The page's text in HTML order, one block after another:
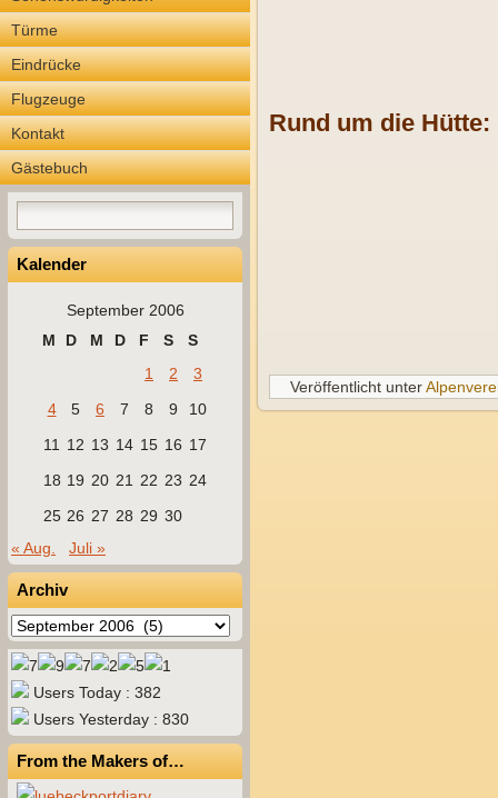
Türme
Eindrücke
Flugzeuge
Kontakt
Gästebuch
Kalender
September 2006
M
D M D F S
S
1
2
3
4
5 6 7 8 9
10
11
12 13 14 15 16 17
18 19 20 21 22 23 24
25 26 27 28 29 30
« Aug.
Juli »
Archiv
Archiv
Users Today : 382
Users Yesterday : 830
From the Makers of…
Rund um die Hütte:
Veröffentlicht unter